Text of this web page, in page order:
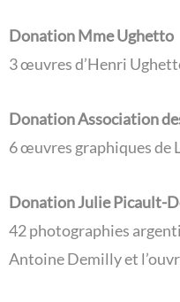
Donation Mme Ughetto
3 œuvres d’Henri
Donation Association
6 œuvres graphiques de
Donation Julie Picault-
42 photographies
Antoine Demilly et